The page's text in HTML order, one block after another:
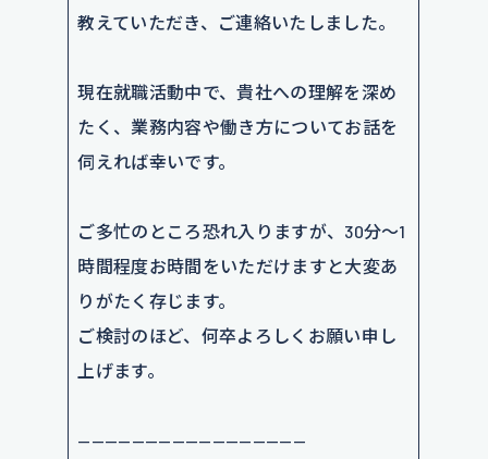
教えていただき、ご連絡いたしました。
現在就職活動中で、貴社への理解を深め
たく、業務内容や働き方についてお話を
伺えれば幸いです。
ご多忙のところ恐れ入りますが、30分〜1
時間程度お時間をいただけますと大変あ
りがたく存じます。
ご検討のほど、何卒よろしくお願い申し
上げます。
—————————————————